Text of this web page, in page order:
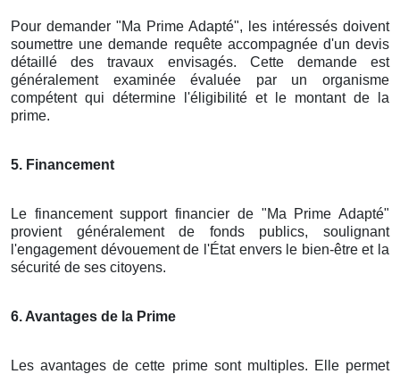
Pour demander "Ma Prime Adapté", les intéressés doivent
soumettre une demande requête accompagnée d'un devis
détaillé des travaux envisagés. Cette demande est
généralement examinée évaluée par un organisme
compétent qui détermine l'éligibilité et le montant de la
prime.
5. Financement
Le financement support financier de "Ma Prime Adapté"
provient généralement de fonds publics, soulignant
l'engagement dévouement de l'État envers le bien-être et la
sécurité de ses citoyens.
6. Avantages de la Prime
Les avantages de cette prime sont multiples. Elle permet